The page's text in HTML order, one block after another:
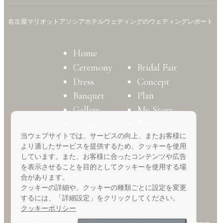
名古屋マリオットアソシアホテルウェディングのウェディングレポート
Home
Ceremony
Bridal Fair
Dress
Concept
Banquet
Plan
Gallery
My Story
Access
FAQ
Contact
Hotel Website
当ウェブサイトでは、サービスの向上、またお客様に
より適したサービスを提供するため、クッキーを使用
しています。また、お客様に合ったコンテンツや広告
を表示させることを目的としてクッキーを使用する場
合があります。
クッキーの詳細や、クッキーの種類ごとに設定を変更
するには、「詳細設定」をクリックしてください。
クッキーポリシー